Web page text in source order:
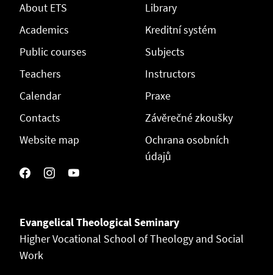
About ETS
Academics
Public courses
Teachers
Calendar
Contacts
Website map
Library
Kreditní systém
Subjects
Instructors
Praxe
Závěrečné zkoušky
Ochrana osobních
údajů
Evangelical Theological Seminary
Higher Vocational School of Theology and Social
Work